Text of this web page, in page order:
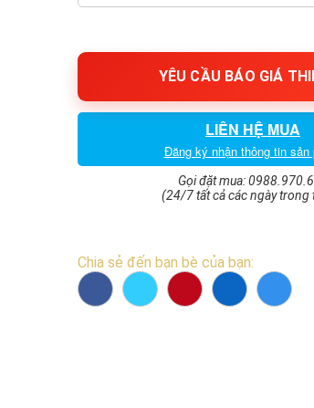
YÊU CẦU BÁO GIÁ
LIÊN HỆ MUA
Đăng ký nhận thông tin sản
Gọi đặt mua:
(24/7 tất cả các ngày trong
Chia sẻ đến bạn bè của bạn: